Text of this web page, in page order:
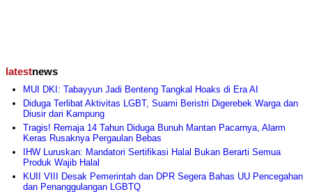
latestnews
MUI DKI: Tabayyun Jadi Benteng Tangkal Hoaks di Era AI
Diduga Terlibat Aktivitas LGBT, Suami Beristri Digerebek Warga dan
Diusir dari Kampung
Tragis! Remaja 14 Tahun Diduga Bunuh Mantan Pacarnya, Alarm
Keras Rusaknya Pergaulan Bebas
IHW Luruskan: Mandatori Sertifikasi Halal Bukan Berarti Semua
Produk Wajib Halal
KUII VIII Desak Pemerintah dan DPR Segera Bahas UU Pencegahan
dan Penanggulangan LGBTQ